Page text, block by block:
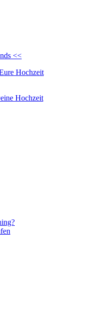
<<
Hochzeit
Hochzeit